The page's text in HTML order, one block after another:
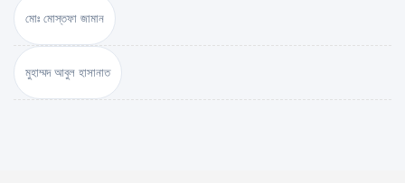
মোঃ মোস্তফা জামান
মুহাম্মদ আবুল হাসানাত